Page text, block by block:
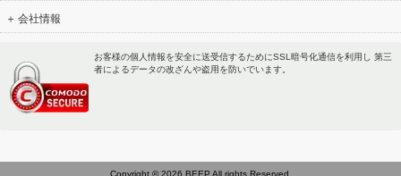
会社情報
お客様の個人情報を安全に送受信するためにSSL暗号化通信を利用し 第三
者によるデータの改ざんや盗用を防いでいます。
Copyright © 2026 BEEP All rights Reserved.